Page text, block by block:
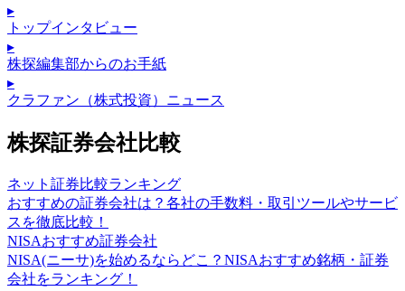
▸
トップインタビュー
▸
株探編集部からのお手紙
▸
クラファン（株式投資）ニュース
株探証券会社比較
ネット証券比較ランキング
おすすめの証券会社は？各社の手数料・取引ツールやサービ
スを徹底比較！
NISAおすすめ証券会社
NISA(ニーサ)を始めるならどこ？NISAおすすめ銘柄・証券
会社をランキング！